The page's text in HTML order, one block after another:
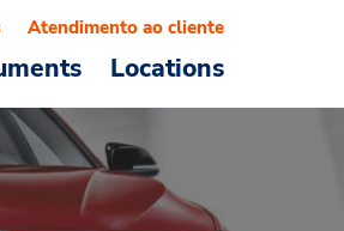
Locations
Atendimento ao cliente